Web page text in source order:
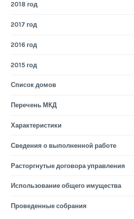
2018 год
2017 год
2016 год
2015 год
Список домов
Перечень МКД
Характеристики
Сведения о выполненной работе
Расторгнутые договора управления
Использование общего имущества
Проведенные собрания